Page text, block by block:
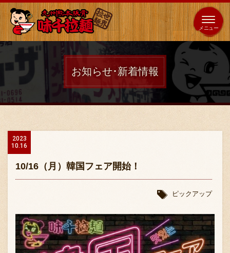
全国
展開 海外 653 店 64 店
ホーム
味千の取り組み
お知らせ･新着情報
2023
10.16
10/16（月）韓国フェア開始！
ピックアップ